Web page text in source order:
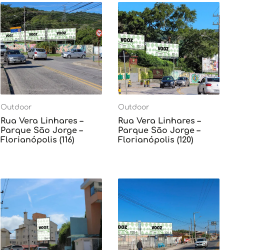
Outdoor
Rua Vera Linhares –
Parque São Jorge –
Florianópolis (116)
Outdoor
Rua Vera Linhares –
Parque São Jorge –
Florianópolis (120)